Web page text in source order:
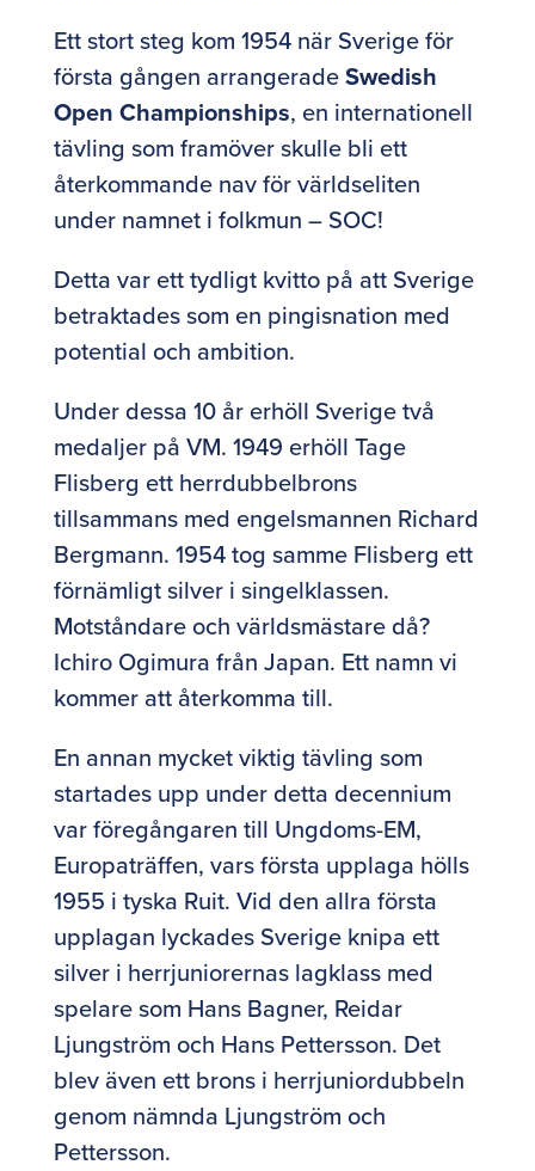
Ett stort steg kom 1954 när Sverige för
första gången arrangeradeSwedish
Open Championships, en internationell
tävling som framöver skulle bli ett
återkommande nav för världseliten
under namnet i folkmun – SOC!
Detta var ett tydligt kvitto på att Sverige
betraktades som en pingisnation med
potential och ambition.
Under dessa 10 år erhöll Sverige två
medaljer på VM. 1949 erhöll Tage
Flisberg ett herrdubbelbrons
tillsammans med engelsmannen Richard
Bergmann. 1954 tog samme Flisberg ett
förnämligt silver i singelklassen.
Motståndare och världsmästare då?
Ichiro Ogimura från Japan. Ett namn vi
kommer att återkomma till.
En annan mycket viktig tävling som
startades upp under detta decennium
var föregångaren till Ungdoms-EM,
Europaträffen, vars första upplaga hölls
1955 i tyska Ruit. Vid den allra första
upplagan lyckades Sverige knipa ett
silver i herrjuniorernas lagklass med
spelare som Hans Bagner, Reidar
Ljungström och Hans Pettersson. Det
blev även ett brons i herrjuniordubbeln
genom nämnda Ljungström och
Pettersson.